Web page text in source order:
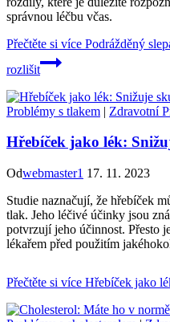
správnou léčbu včas.
Přečtěte si více Podrážděný
rozlišit
Problémy s tlakem | Zdravotní
Hřebíček jako lék:
Odwebmaster1 17. 11. 2023
Studie naznačují, že hřebíček
tlak. Jeho léčivé účinky jsou
potvrzují jeho účinnost. Přesto
lékařem před použitím
Přečtěte si více Hřebíček jako